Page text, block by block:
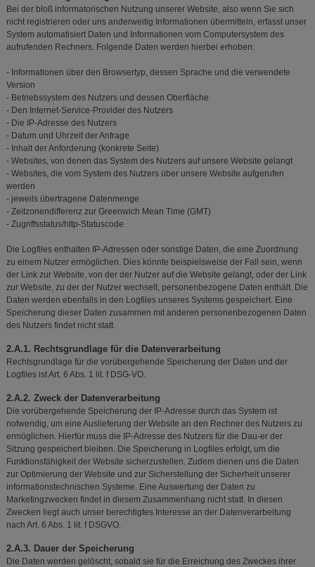
betreiben.
Statistik & Tracking:Hierüber lassen sich
Informationen über die Art und Weise der Nutzung
Website weiter für Sie optimieren können, den Inhalt
Drittseiten möglichst relevant für Sie zu gestalten.
Bitte beachten Sie, dass Daten hierfür teilweise an
Dritte wie z.B. Google oder soziale Medien
übertragen werden.
Bei der bloß informatorischen Nutzung unserer Website, also wenn Sie sich
nicht registrieren oder uns anderweitig Informationen übermitteln, erfasst unser
System automatisiert Daten und Informationen vom Computersystem des
aufrufenden Rechners. Folgende Daten werden hierbei erhoben:
- Informationen über den Browsertyp, dessen Sprache und die verwendete
Version
- Betriebssystem des Nutzers und dessen Oberfläche
- Den Internet-Service-Provider des Nutzers
- Die IP-Adresse des Nutzers
- Datum und Uhrzeit der Anfrage
- Inhalt der Anforderung (konkrete Seite)
- Websites, von denen das System des Nutzers auf unsere Website gelangt
- Websites, die vom System des Nutzers über unsere Website aufgerufen
werden
- jeweils übertragene Datenmenge
- Zeitzonendifferenz zur Greenwich Mean Time (GMT)
- Zugriffsstatus/http-Statuscode
Die Logfiles enthalten IP-Adressen oder sonstige Daten, die eine Zuordnung
zu einem Nutzer ermöglichen. Dies könnte beispielsweise der Fall sein, wenn
der Link zur Website, von der der Nutzer auf die Website gelangt, oder der Link
zur Website, zu der der Nutzer wechselt, personenbezogene Daten enthält. Die
Daten werden ebenfalls in den Logfiles unseres Systems gespeichert. Eine
Speicherung dieser Daten zusammen mit anderen personenbezogenen Daten
des Nutzers findet nicht statt.
2.A.1. Rechtsgrundlage für die Datenverarbeitung
Rechtsgrundlage für die vorübergehende Speicherung der Daten und der
Logfiles ist Art. 6 Abs. 1 lit. f DSG-VO.
2.A.2. Zweck der Datenverarbeitung
Die vorübergehende Speicherung der IP-Adresse durch das System ist
notwendig, um eine Auslieferung der Website an den Rechner des Nutzers zu
ermöglichen. Hierfür muss die IP-Adresse des Nutzers für die Dau-er der
Sitzung gespeichert bleiben. Die Speicherung in Logfiles erfolgt, um die
Funktionsfähigkeit der Website sicherzustellen. Zudem dienen uns die Daten
zur Optimierung der Website und zur Sicherstellung der Sicherheit unserer
informationstechnischen Systeme. Eine Auswertung der Daten zu
Marketingzwecken findet in diesem Zusammenhang nicht statt. In diesen
Zwecken liegt auch unser berechtigtes Interesse an der Datenverarbeitung
nach Art. 6 Abs. 1 lit. f DSGVO.
2.A.3. Dauer der Speicherung
Die Daten werden gelöscht, sobald sie für die Erreichung des Zweckes ihrer